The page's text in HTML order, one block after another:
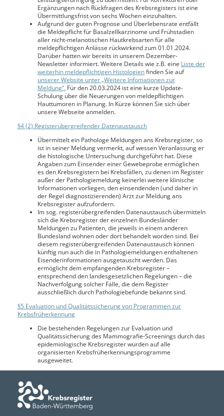
Ergänzungen nach Rückfragen des Krebsregisters ist eine
Übermittlungsfrist von sechs Wochen einzuhalten.
Aufgrund der guten Prognose und Überlebensrate entfällt
die Meldepflicht für Basalzellkarzinome und Frühstadien
aller nicht-melanotischen Hautkrebsarten für alle
meldepflichtigen Anlässe rückwirkend zum 01.01.2024.
Darüber hatten wir bereits in unserem Dezember-
Newsletter informiert. Weitere Details wie z.B. eine Liste der
weiterhin meldepflichtigen Histologienfinden Sie auf
unserer Website unter „Weitere Infomationen zur
Meldung“. Für den 20.03.2024 ist eine kurze Update-
Schulung über die Neuerungen von meldepflichtigen
Hauttumoren in Planung. In Kürze können Sie sich über
unsere Webseite anmelden.
§4 (2) Registerübergreifender Datenaustausch
Übermittelt ein Pathologe Meldungen ans Krebsregister, so
ist in seiner Meldung vermerkt, auf wessen Veranlassung er
die histologische Untersuchung durchgeführt hat. Diese
Angaben zum Einsender einer Gewebeprobe ermöglichen
es den Krebsregistern bei Krebsfällen, zu denen im Register
außer der Pathologiemeldung keinerlei weitere klinische
Informationen vorliegen, den einsendenden (und daher in
der Regel diagnostizierenden) Arzt zur Meldung ans
Krebsregister aufzufordern.
Im sog. registerübergreifenden Datenaustausch übermitteln
sich die Krebsregister der einzelnen Bundesländer
Meldungen zu Patienten, die jeweils in einem anderen
Bundesland wohnen oder dort behandelt worden sind. Bei
diesem registerübergreifenden Datenaustausch können
künftig nun auch die in Pathologiemeldungen enthaltenen
Eisenderinformationen ausgetauscht werden. Das
ermöglicht dem empfangenden Krebsregister –
entsprechend den landesgesetzlichen Regelungen – die
Nachverfolgung solcher Fälle, die dem Register
ausschließlich durch Pathologiebefunde bekannt sind.
§5 Evaluation und Qualitätssicherung von Programmen zur
Krebsfrüherkennung
Die bestehenden Regelungen zur Evaluation und
Qualitätssicherung des Mammografie-Screenings durch das
epidemiologische Krebsregister wurden auf alle
organisierten Krebsfrüherkennungsprogramme
ausgeweitet.